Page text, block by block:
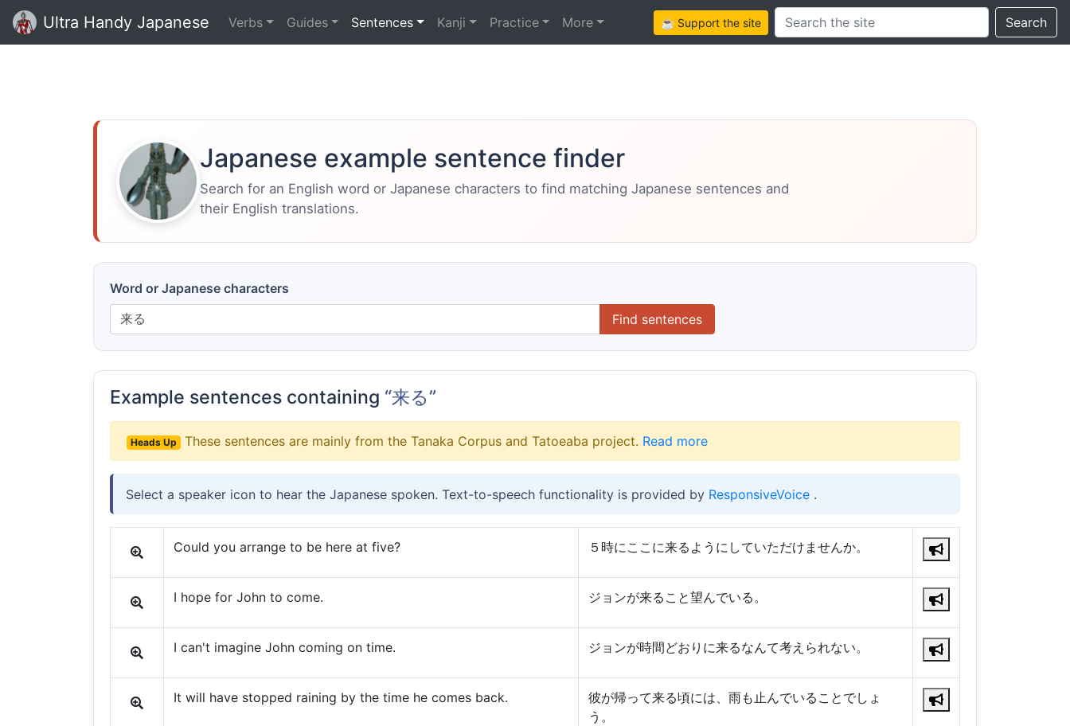
Ultra Handy Japanese Verbs Guides Sentences Kanji Practice More ☕ Support the siteSearch this site Search
Japanese example sentence finder
Search for an English word or Japanese characters to find matching Japanese sentences and
their English translations.
Word or Japanese characters
Find sentences
Example sentences containing “来る”
Heads Up These sentences are mainly from the Tanaka Corpus and Tatoeaba project. Read more
Select a speaker icon to hear the Japanese spoken. Text-to-speech functionality is provided by ResponsiveVoice .
Could you arrange to be here at five? ５時にここに来るようにしていただけませんか。
I hope for John to come. ジョンが来ること望んでいる。
I can't imagine John coming on time. ジョンが時間どおりに来るなんて考えられない。
It will have stopped raining by the time he comes back.
彼が帰って来る頃には、雨も止んでいることでしょ
う。